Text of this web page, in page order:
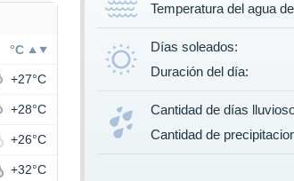
Temperatura del agua
Días soleados:
Duración del día:
Cantidad de días
Cantidad de
°C
+27°C
+28°C
+26°C
+32°C